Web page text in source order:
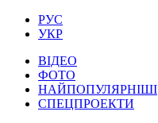
РУС
УКР
ВІДЕО
ФОТО
НАЙПОПУЛЯРНІШІ
СПЕЦПРОЕКТИ